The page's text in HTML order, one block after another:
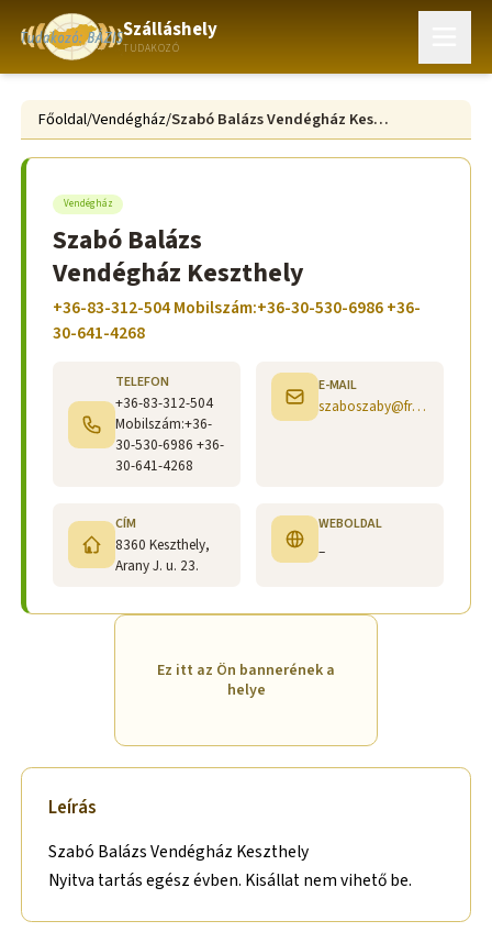
Szálláshely
TUDAKOZÓ
Főoldal/Vendégház/ Szabó Balázs Vendégház Keszthely
Vendégház
Szabó Balázs
Vendégház Keszthely
+36-83-312-504 Mobilszám:+36-30-530-6986 +36-
30-641-4268
TELEFON
+36-83-312-504
Mobilszám:+36-
30-530-6986 +36-
30-641-4268
E-MAIL
szaboszaby@freemail.hu
CÍM
8360 Keszthely,
Arany J. u. 23.
WEBOLDAL
–
Ez itt az Ön bannerének a
helye
Leírás
Szabó Balázs Vendégház Keszthely
Nyitva tartás egész évben. Kisállat nem vihető be.